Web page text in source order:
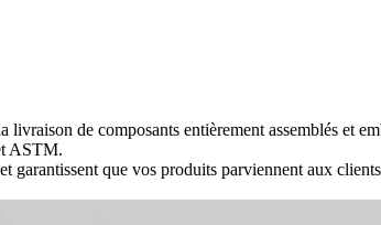
de composants entièrement assemblés et
ASTM.
que vos produits parviennent aux